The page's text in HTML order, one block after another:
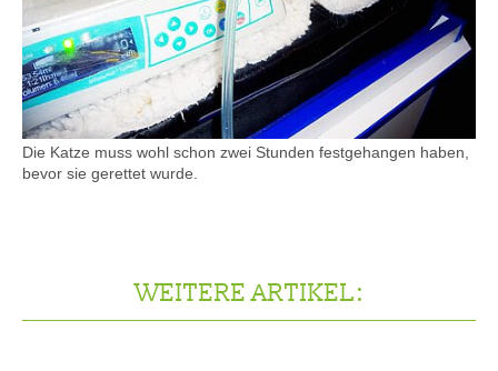
Die Katze muss wohl schon zwei Stunden festgehangen haben,
bevor sie gerettet wurde.
WEITERE ARTIKEL: